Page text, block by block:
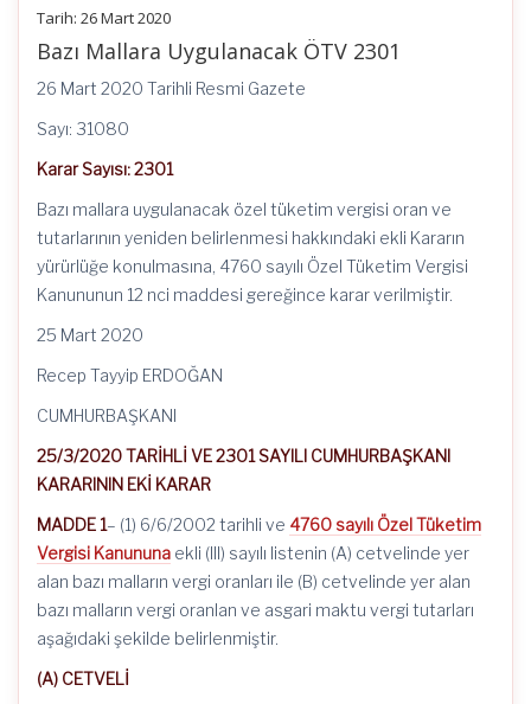
Tarih: 26 Mart 2020
Bazı Mallara Uygulanacak ÖTV 2301
26 Mart 2020 Tarihli Resmi Gazete
Sayı: 31080
Karar Sayısı: 2301
Bazı mallara uygulanacak özel tüketim vergisi oran ve
tutarlarının yeniden belirlenmesi hakkındaki ekli Kararın
yürürlüğe konulmasına, 4760 sayılı Özel Tüketim Vergisi
Kanununun 12 nci maddesi gereğince karar verilmiştir.
25 Mart 2020
Recep Tayyip ERDOĞAN
CUMHURBAŞKANI
25/3/2020 TARİHLİ VE 2301 SAYILI CUMHURBAŞKANI
KARARININ EKİ KARAR
MADDE 1– (1) 6/6/2002 tarihli ve 4760 sayılı Özel Tüketim
Vergisi Kanununa ekli (III) sayılı listenin (A) cetvelinde yer
alan bazı malların vergi oranları ile (B) cetvelinde yer alan
bazı malların vergi oranlan ve asgari maktu vergi tutarları
aşağıdaki şekilde belirlenmiştir.
(A) CETVELİ